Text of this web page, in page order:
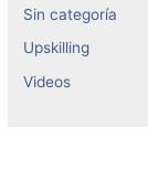
Sin categoría
Upskilling
Videos